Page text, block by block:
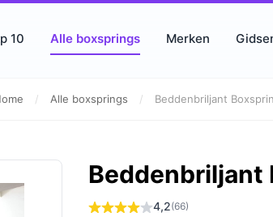
10 Alle boxsprings Merken
/ Alle boxsprings / Beddenbriljant
Beddenbriljant
4,2(66)